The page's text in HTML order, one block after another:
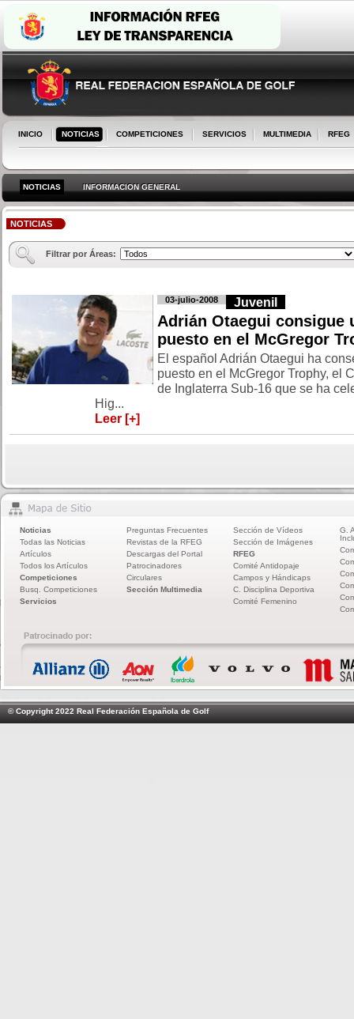
INICIO NOTICIAS COMPETICIONES SERVICIOS MULTIMEDIA RFEG
NOTICIAS INFORMACION GENERAL
NOTICIAS
Filtrar por Áreas:
03-julio-2008 Juvenil
Adrián Otaegui consigue
puesto en el McGregor
El español Adrián Otaegui ha
puesto en el McGregor Trophy, el
de Inglaterra Sub-16 que se ha
Hig...
Leer [+]
Noticias
Todas las Noticias
Artículos
Todos los Artículos
Competiciones
Busq. Competiciones
Servicios
Preguntas Frecuentes
Revistas de la RFEG
Descargas del Portal
Patrocinadores
Circulares
Sección Multimedia
Sección de Vídeos
Sección de Imágenes
RFEG
Comité Antidopaje
Campos y Hándicaps
C. Disciplina Deportiva
Comité Femenino
G.
© Copyright 2022 Real Federación Española de Golf